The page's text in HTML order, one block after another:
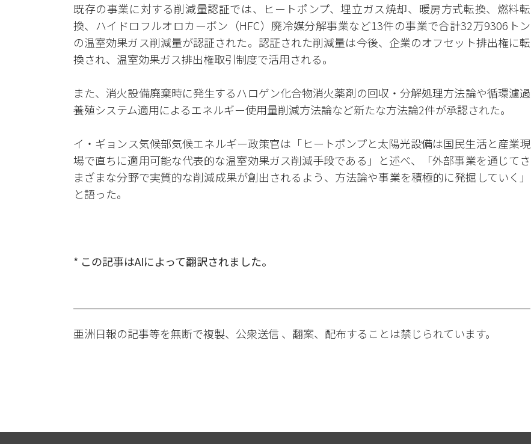
既存の事業に対する削減量認証では、ヒートポンプ、埋立ガス焼却、暖房方式転換、燃料転
換、ハイドロフルオロカーボン（HFC）廃冷媒分解事業など13件の事業で合計32万9306トン
の温室効果ガス削減量が認証された。認証された削減量は今後、企業のオフセット排出権に転
換され、温室効果ガス排出権取引制度で活用される。
また、消火設備廃棄時に発生するハロゲン化合物消火薬剤の回収・分解処理方法論や循環濾過
養殖システム適用によるエネルギー使用量削減方法論など新たな方法論2件が承認された。
イ・ギョンス気候部気候エネルギー政策官は「ヒートポンプと太陽光設備は国民生活と産業現
場で直ちに適用可能な代表的な温室効果ガス削減手段である」と述べ、「外部事業を通じてさ
まざまな分野で実質的な削減成果が創出されるよう、方法論や事業を積極的に発掘していく」
と語った。
* この記事はAIによって翻訳されました。
亜洲日報の記事等を無断で複製、公衆送信 、翻案、配布することは禁じられています。